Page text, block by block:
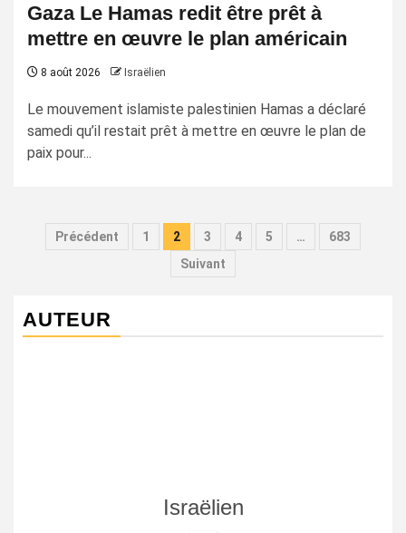
Gaza Le Hamas redit être prêt à
mettre en œuvre le plan américain
8 août 2026 Israëlien
Le mouvement islamiste palestinien Hamas a déclaré
samedi qu’il restait prêt à mettre en œuvre le plan de
paix pour...
Pagination
Précédent 1 2 3 4 5 …
683
Suivant
AUTEUR
Israëlien